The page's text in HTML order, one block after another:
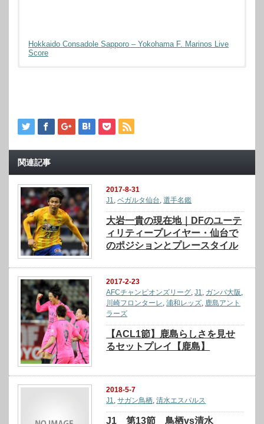
Hokkaido Consadole Sapporo – Yokohama F. Marinos Live
Score
関連記事
2017-8-31
J1
,ベガルタ仙台 ,選手名鑑
大岩一貴の現在地｜DFのユーテ
ィリティープレイヤー・仙台で
のポジションとプレースタイル
2017-2-23
AFCチャンピオンズリーグ,J1, ガンバ大阪,
川崎フロンターレ,浦和レッズ, 鹿島アント
ラーズ
【ACL1節】鹿島らしさを見せ
るセットプレイ【鹿島】
2018-5-7
J1,サガン鳥栖,清水エスパルス
J1 第13節 鳥栖vs清水